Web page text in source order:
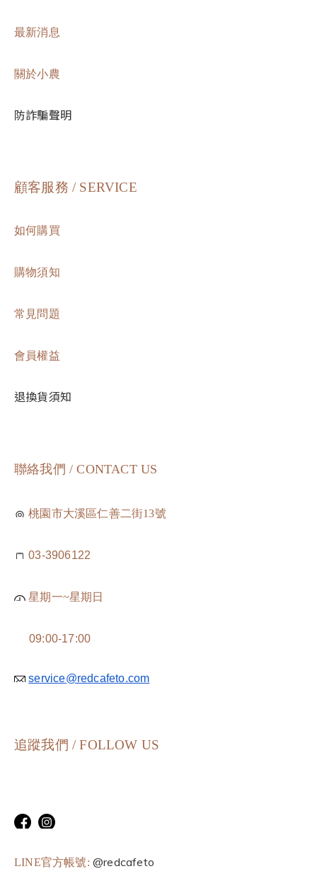
最新消息
關於小農
防詐騙聲明
顧客服務 / SERVICE
如何購買
購物須知
常見問題
會員權益
退換貨須知
聯絡我們 / CONTACT US
桃園市大溪區仁善二街13號
03-3906122
星期一~星期日
09:00-17:00
service@redcafeto.com
追蹤我們 / FOLLOW US
LINE官方帳號:@redcafeto